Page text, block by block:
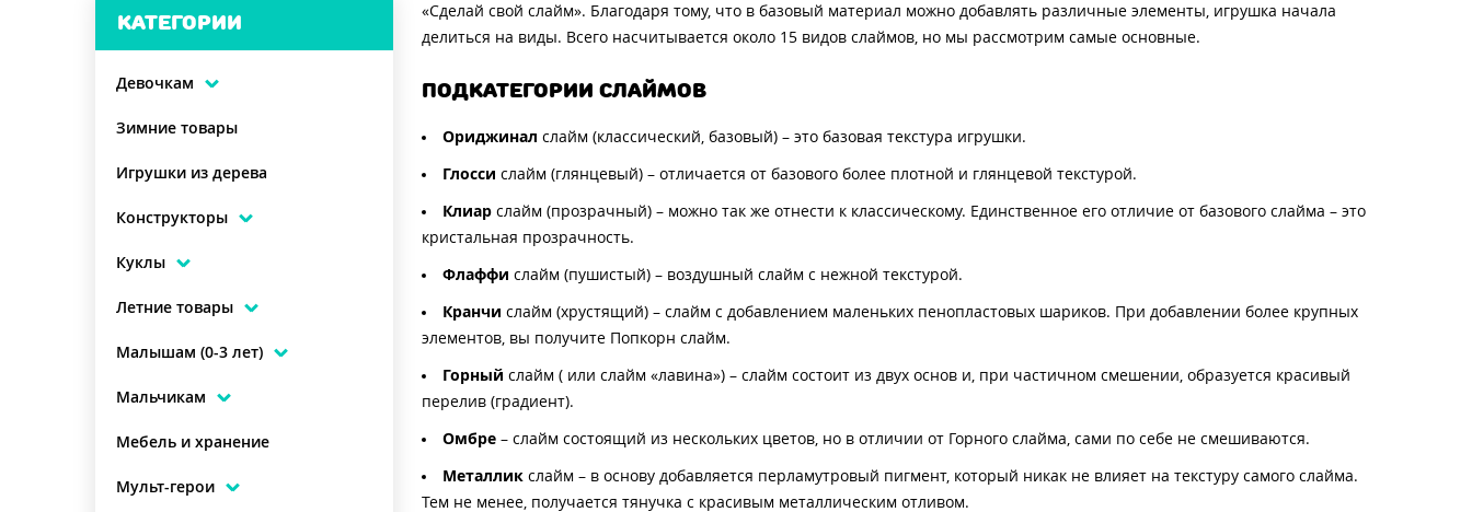
«Сделай свой слайм». Благодаря тому, что в базовый материал можно добавлять различные элементы, игрушка начала
делиться на виды. Всего насчитывается около 15 видов слаймов, но мы рассмотрим самые основные.
ПОДКАТЕГОРИИ СЛАЙМОВ
Ориджинал слайм (классический, базовый) – это базовая текстура игрушки.
Глосси слайм (глянцевый) – отличается от базового более плотной и глянцевой текстурой.
Клиар слайм (прозрачный) – можно так же отнести к классическому. Единственное его отличие от базового слайма – это
кристальная прозрачность.
Флаффи слайм (пушистый) – воздушный слайм с нежной текстурой.
Кранчи слайм (хрустящий) – слайм с добавлением маленьких пенопластовых шариков. При добавлении более крупных
элементов, вы получите Попкорн слайм.
Горный слайм ( или слайм «лавина») – слайм состоит из двух основ и, при частичном смешении, образуется красивый
перелив (градиент).
Омбре – слайм состоящий из нескольких цветов, но в отличии от Горного слайма, сами по себе не смешиваются.
Металлик слайм – в основу добавляется перламутровый пигмент, который никак не влияет на текстуру самого слайма.
Тем не менее, получается тянучка с красивым металлическим отливом.
КАТЕГОРИИ
Девочкам
Зимние товары
Игрушки из дерева
Конструкторы
Куклы
Летние товары
Малышам (0-3 лет)
Мальчикам
Мебель и хранение
Мульт-герои